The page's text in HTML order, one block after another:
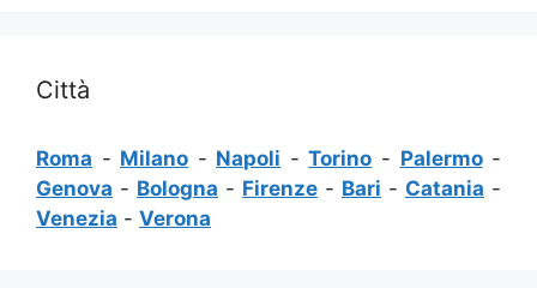
Città
Roma - Milano - Napoli -Torino - Palermo-
Genova - Bologna - Firenze - Bari - Catania -
Venezia - Verona